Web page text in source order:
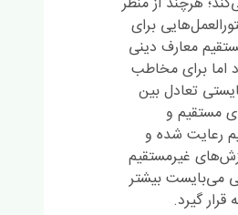
برای
معارف دینی
اما برای مخاطب
تعادل بین
مستقیم و
رعایت شده و
غیرمستقیم
می‌بایست بیشتر
قرار گیرد.